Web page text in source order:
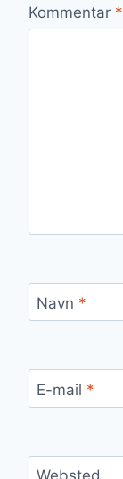
Kommentar *
Navn *
E-mail *